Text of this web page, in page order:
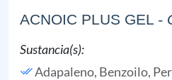
ACNOIC PLUS GEL -
Sustancia(s):
Adapaleno, Benzoilo,